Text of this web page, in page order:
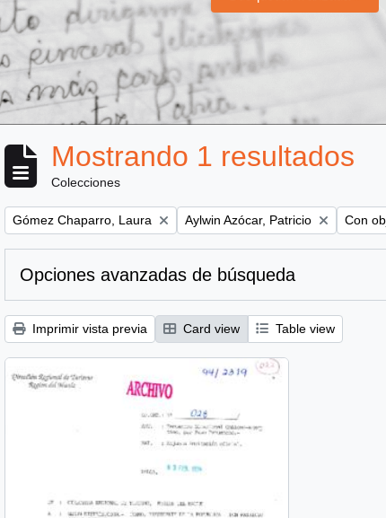
Mostrando 1 resultados
Colecciones
Remove filter:
Gómez Chaparro, Laura Remove filter:
Aylwin Azócar, Patricio Con
Opciones avanzadas de búsqueda
Imprimir vista previa Card view Table view